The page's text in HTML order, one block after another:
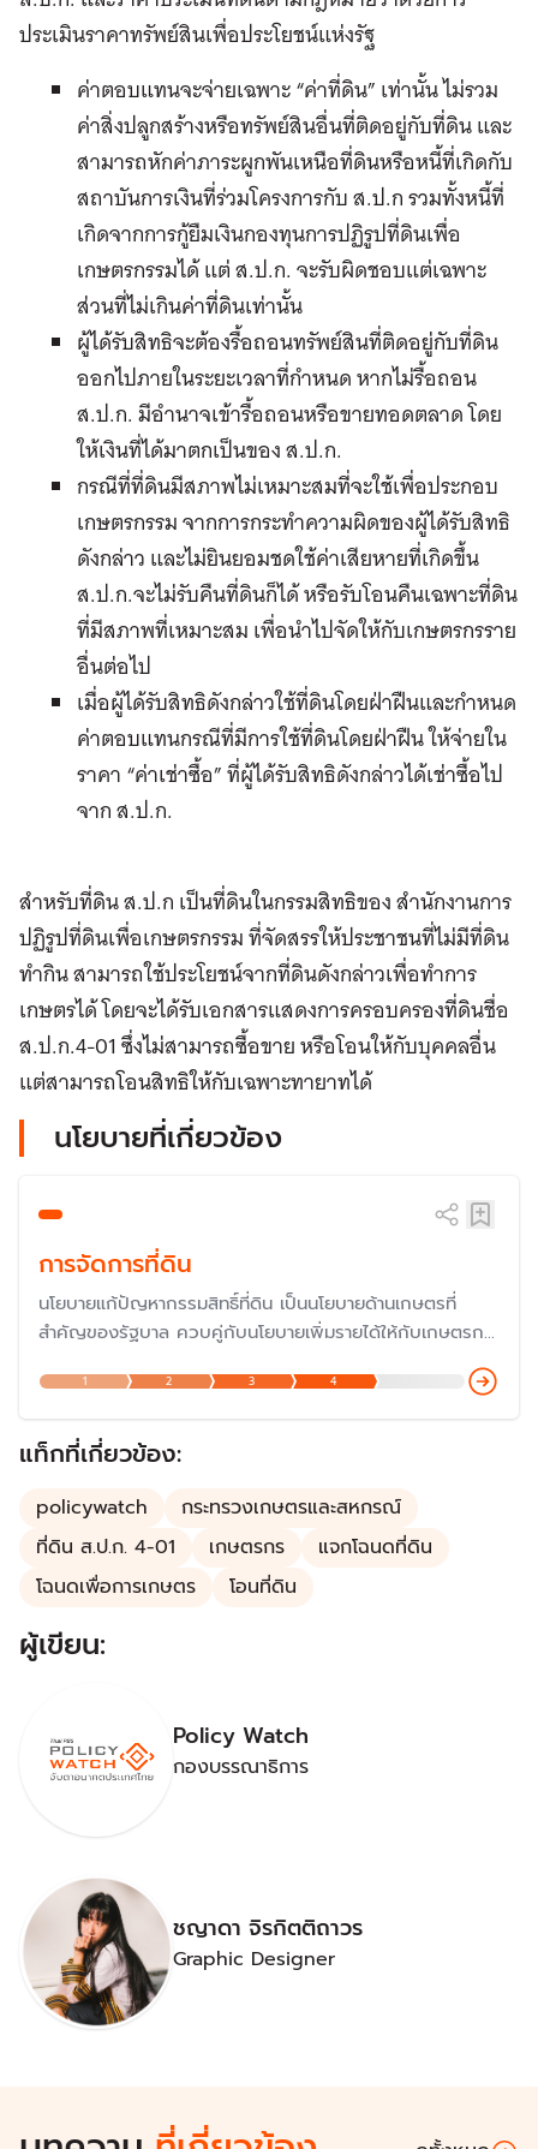
ประเมินราคาทรัพย์สินเพื่อประโยชน์แห่งรัฐ
ค่าตอบแทนจะจ่ายเฉพาะ “ค่าที่ดิน” เท่านั้น ไม่รวม
ค่าสิ่งปลูกสร้างหรือทรัพย์สินอื่นที่ติดอยู่กับที่ดิน และ
สามารถหักค่าภาระผูกพันเหนือที่ดินหรือหนี้ที่เกิดกับ
สถาบันการเงินที่ร่วมโครงการกับ ส.ป.ก รวมทั้งหนี้ที่
เกิดจากการกู้ยืมเงินกองทุนการปฏิรูปที่ดินเพื่อ
เกษตรกรรมได้ แต่ ส.ป.ก. จะรับผิดชอบแต่เฉพาะ
ส่วนที่ไม่เกินค่าที่ดินเท่านั้น
ผู้ได้รับสิทธิจะต้องรื้อถอนทรัพย์สินที่ติดอยู่กับที่ดิน
ออกไปภายในระยะเวลาที่กำหนด หากไม่รื้อถอน
ส.ป.ก. มีอำนาจเข้ารื้อถอนหรือขายทอดตลาด โดย
ให้เงินที่ได้มาตกเป็นของ ส.ป.ก.
กรณีที่ที่ดินมีสภาพไม่เหมาะสมที่จะใช้เพื่อประกอบ
เกษตรกรรม จากการกระทำความผิดของผู้ได้รับสิทธิ
ดังกล่าว และไม่ยินยอมชดใช้ค่าเสียหายที่เกิดขึ้น
ส.ป.ก.จะไม่รับคืนที่ดินก็ได้ หรือรับโอนคืนเฉพาะที่ดิน
ที่มีสภาพที่เหมาะสม เพื่อนำไปจัดให้กับเกษตรกรราย
อื่นต่อไป
เมื่อผู้ได้รับสิทธิดังกล่าวใช้ที่ดินโดยฝ่าฝืนและกำหนด
ค่าตอบแทนกรณีที่มีการใช้ที่ดินโดยฝ่าฝืน ให้จ่ายใน
ราคา “ค่าเช่าซื้อ” ที่ผู้ได้รับสิทธิดังกล่าวได้เช่าซื้อไป
จาก ส.ป.ก.
สำหรับที่ดิน ส.ป.ก เป็นที่ดินในกรรมสิทธิของ สำนักงานการ
ปฏิรูปที่ดินเพื่อเกษตรกรรม ที่จัดสรรให้ประชาชนที่ไม่มีที่ดิน
ทำกิน สามารถใช้ประโยชน์จากที่ดินดังกล่าวเพื่อทำการ
เกษตรได้ โดยจะได้รับเอกสารแสดงการครอบครองที่ดินชื่อ
ส.ป.ก.4-01 ซึ่งไม่สามารถซื้อขาย หรือโอนให้กับบุคคลอื่น
แต่สามารถโอนสิทธิให้กับเฉพาะทายาทได้
นโยบายที่เกี่ยวข้อง
การจัดการที่ดิน
นโยบายแก้ปัญหากรรมสิทธิ์ที่ดิน เป็นนโยบายด้านเกษตรที่
สำคัญของรัฐบาล ควบคู่กับนโยบายเพิ่มรายได้ให้กับเกษตรกร
โดยตั้งเป้าหมายให้เกษตรกรทุกครัวเรือนมีที่ดินทำกินอย่างเพียง
พอ ด้วยการออกโฉนดที่ดิน 50 ล้านไร่ทั่วประเทศ โดยที่ดินใน
เขตสำนักงานการปฏิรูปที่ดินเพื่อเกษตรกรรม (ส.ป.ก.) นับเป็น
เป้าหมายในนโยบายของรัฐบาล
1 2 3 4
แท็กที่เกี่ยวข้อง:
policywatch
กระทรวงเกษตรและสหกรณ์
ที่ดิน ส.ป.ก. 4-01
เกษตรกร
แจกโฉนดที่ดิน
โฉนดเพื่อการเกษตร
โอนที่ดิน
ผู้เขียน:
Policy Watch
กองบรรณาธิการ
ชญาดา จิรกิตติถาวร
Graphic Designer